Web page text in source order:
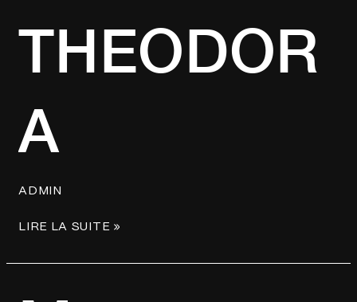
THEODOR
A
ADMIN
LIRE LA SUITE »